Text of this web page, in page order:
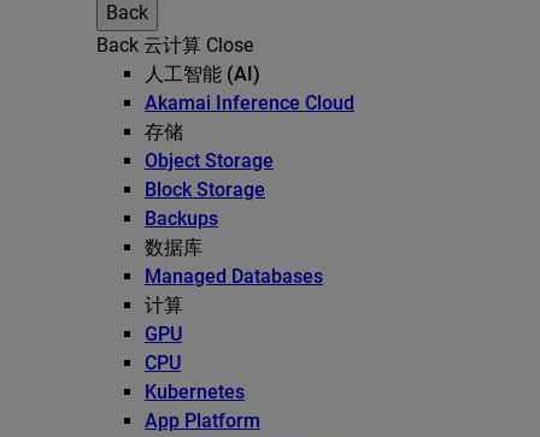
Back
Back 云计算 Close
人工智能 (AI)
Akamai Inference Cloud
存储
Object Storage
Block Storage
Backups
数据库
Managed Databases
计算
GPU
CPU
Kubernetes
App Platform